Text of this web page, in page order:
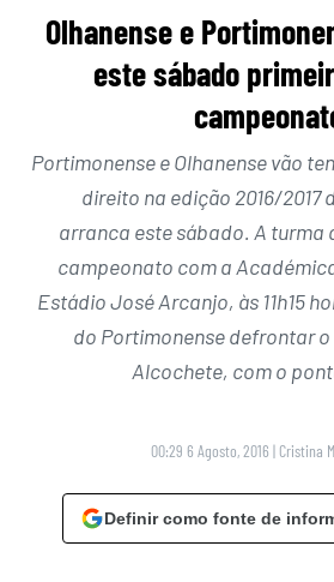
Olhanense e
este sábado
Portimonense e Olhanense vão
direito na edição 2016/2017
arranca este sábado. A turma
campeonato com a
Estádio José Arcanjo, às 11h15
do Portimonense defrontar
Alcochete, com o
00:29 6 Agosto, 2016 | Cristina
Definir como fonte de